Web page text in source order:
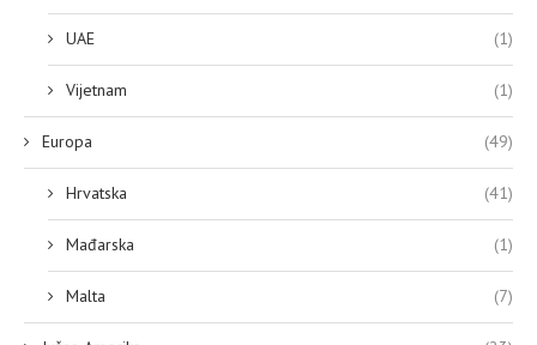
UAE (1)
Vijetnam (1)
Europa (49)
Hrvatska (41)
Mađarska (1)
Malta (7)